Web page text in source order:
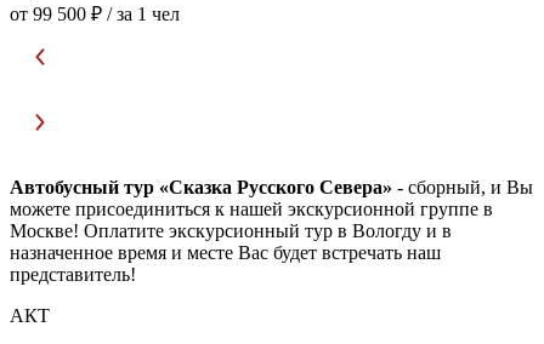
от 99 500 ₽ / за 1 чел
Автобусный тур «Сказка Русского Севера» - сборный, и Вы
можете присоединиться к нашей экскурсионной группе в
Москве! Оплатите экскурсионный тур в Вологду и в
назначенное время и месте Вас будет встречать наш
представитель!
АКТ